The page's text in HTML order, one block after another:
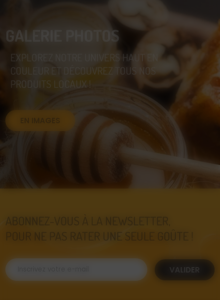
GALERIE PHOTOS
EXPLOREZ NOTRE UNIVERS HAUT EN
COULEUR ET DÉCOUVREZ TOUS NOS
PRODUITS LOCAUX !
ABONNEZ-VOUS À LA NEWSLETTER,